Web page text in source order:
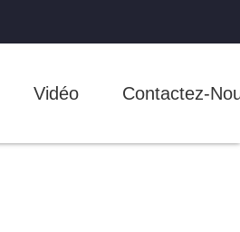
Vidéo Contactez-